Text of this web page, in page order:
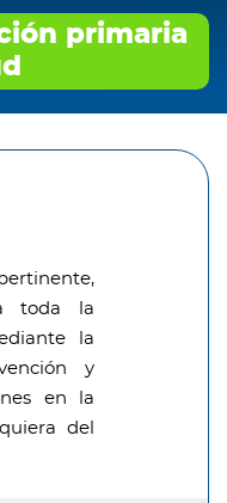
primaria
toda la
la
y
en la
del